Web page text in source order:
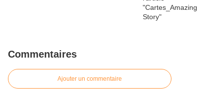
Commentaires
Ajouter un commentaire